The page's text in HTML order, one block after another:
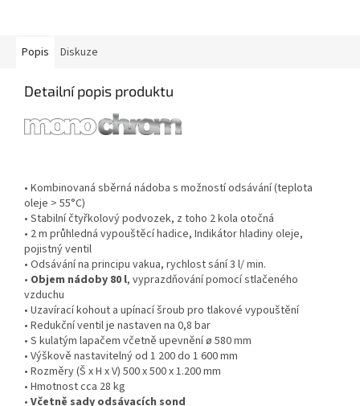
Popis Diskuze
Detailní popis produktu
• Kombinovaná sběrná nádoba s možností odsávání (teplota
oleje > 55°C)
• Stabilní čtyřkolový podvozek, z toho 2 kola otočná
• 2 m průhledná vypouštěcí hadice, Indikátor hladiny oleje,
pojistný ventil
• Odsávání na principu vakua, rychlost sání 3 l/ min.
• Objem nádoby 80 l, vyprazdňování pomocí stlačeného
vzduchu
• Uzavírací kohout a upínací šroub pro tlakové vypouštění
• Redukční ventil je nastaven na 0,8 bar
• S kulatým lapačem včetně upevnění ø 580 mm
• Výškově nastavitelný od 1 200 do 1 600 mm
• Rozměry (Š x H x V) 500 x 500 x 1.200 mm
• Hmotnost cca 28 kg
• Včetně sady odsávacích sond